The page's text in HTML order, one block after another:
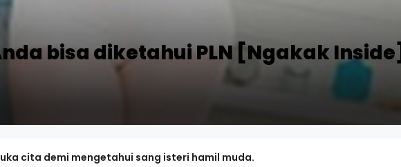
bisa diketahui PLN [Ngakak Inside]
cita demi mengetahui sang isteri hamil muda.